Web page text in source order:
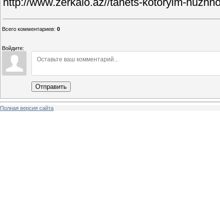
Всего комментариев: 0
Войдите:
Отправить
Полная версия сайта